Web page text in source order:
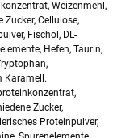
Weizenmehl,
Zucker, Cellulose,
Fischöl, DL-
Hefen, Taurin,
Karamell.
Zucker,
Proteinpulver,